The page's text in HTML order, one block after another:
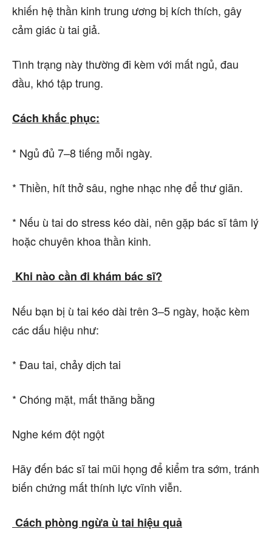
khiến hệ thần kinh trung ương bị kích thích, gây
cảm giác ù tai giả.
Tình trạng này thường đi kèm với mất ngủ, đau
đầu, khó tập trung.
Cách khắc phục:
* Ngủ đủ 7–8 tiếng mỗi ngày.
* Thiền, hít thở sâu, nghe nhạc nhẹ để thư giãn.
* Nếu ù tai do stress kéo dài, nên gặp bác sĩ tâm lý
hoặc chuyên khoa thần kinh.
Khi nào cần đi khám bác sĩ?
Nếu bạn bị ù tai kéo dài trên 3–5 ngày, hoặc kèm
các dấu hiệu như:
* Đau tai, chảy dịch tai
* Chóng mặt, mất thăng bằng
Nghe kém đột ngột
Hãy đến bác sĩ tai mũi họng để kiểm tra sớm, tránh
biến chứng mất thính lực vĩnh viễn.
Cách phòng ngừa ù tai hiệu quả